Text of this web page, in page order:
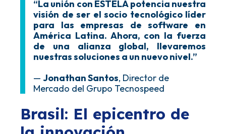
“La unión con ESTELA potencia nuestra
visión de ser el socio tecnológico líder
para las empresas de software en
América Latina. Ahora, con la fuerza
de una alianza global, llevaremos
nuestras soluciones a un nuevo nivel.”
— Jonathan Santos, Director de
Mercado del Grupo Tecnospeed
Brasil: El epicentro de